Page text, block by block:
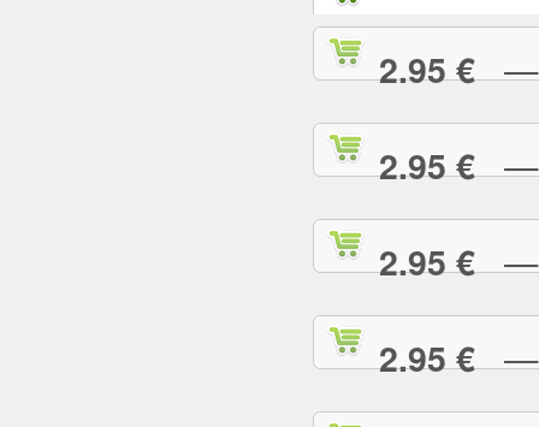
2.95 €—
2.95 €—
2.95 €—
2.95 €—